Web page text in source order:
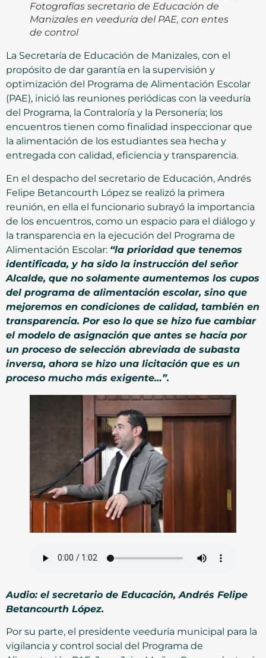
Fotografías secretario de Educación de
Manizales en veeduría del PAE, con entes
de control
La Secretaría de Educación de Manizales, con el
propósito de dar garantía en la supervisión y
optimización del Programa de Alimentación Escolar
(PAE), inició las reuniones periódicas con la veeduría
del Programa, la Contraloría y la Personería; los
encuentros tienen como finalidad inspeccionar que
la alimentación de los estudiantes sea hecha y
entregada con calidad, eficiencia y transparencia.
En el despacho del secretario de Educación, Andrés
Felipe Betancourth López se realizó la primera
reunión, en ella el funcionario subrayó la importancia
de los encuentros, como un espacio para el diálogo y
la transparencia en la ejecución del Programa de
Alimentación Escolar: “la prioridad que tenemos
identificada, y ha sido la instrucción del señor
Alcalde, que no solamente aumentemos los cupos
del programa de alimentación escolar, sino que
mejoremos en condiciones de calidad, también en
transparencia. Por eso lo que se hizo fue cambiar
el modelo de asignación que antes se hacía por
un proceso de selección abreviada de subasta
inversa, ahora se hizo una licitación que es un
proceso mucho más exigente…”.
Audio: el secretario de Educación, Andrés Felipe
Betancourth López.
Por su parte, el presidente veeduría municipal para la
vigilancia y control social del Programa de